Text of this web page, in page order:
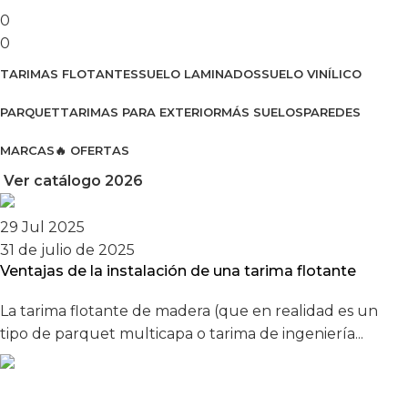
0
0
TARIMAS FLOTANTESSUELO LAMINADOSSUELO VINÍLICO
PARQUETTARIMAS PARA EXTERIORMÁS SUELOSPAREDES
MARCAS🔥 OFERTAS
Ver catálogo 2026
29 Jul 2025
31 de julio de 2025
Ventajas de la instalación de una tarima flotante
La tarima flotante de madera (que en realidad es un
tipo de parquet multicapa o tarima de ingeniería...